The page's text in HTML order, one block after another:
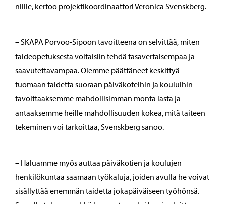
niille, kertoo projektikoordinaattori Veronica Svenskberg.
– SKAPA Porvoo-Sipoon tavoitteena on selvittää, miten
taideopetuksesta voitaisiin tehdä tasavertaisempaa ja
saavutettavampaa. Olemme päättäneet keskittyä
tuomaan taidetta suoraan päiväkoteihin ja kouluihin
tavoittaaksemme mahdollisimman monta lasta ja
antaaksemme heille mahdollisuuden kokea, mitä taiteen
tekeminen voi tarkoittaa, Svenskberg sanoo.
– Haluamme myös auttaa päiväkotien ja koulujen
henkilökuntaa saamaan työkaluja, joiden avulla he voivat
sisällyttää enemmän taidetta jokapäiväiseen työhönsä.